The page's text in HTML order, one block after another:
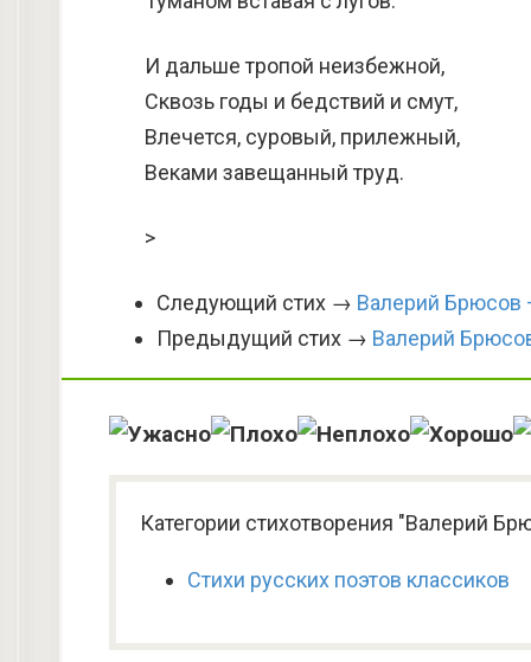
И дальше тропой неизбежной,
Сквозь годы и бедствий и смут,
Влечется, суровый, прилежный,
Веками завещанный труд.
>
Следующий стих → Валерий Брюсов
Предыдущий стих → Валерий
Категории стихотворения "Валерий
Стихи русских поэтов классиков